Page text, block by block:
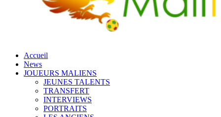
Accueil
News
JOUEURS MALIENS
JEUNES TALENTS
TRANSFERT
INTERVIEWS
PORTRAITS